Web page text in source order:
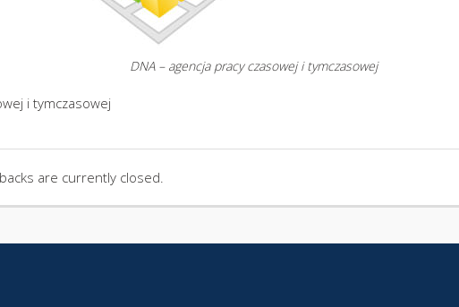
DNA – agencja pracy czasowej i tymczasowej
i tymczasowej
are currently closed.